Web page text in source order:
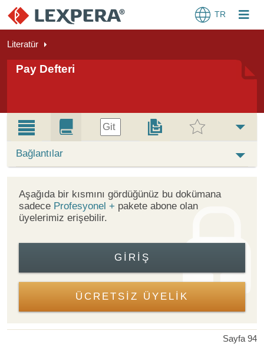
TR
Literatür
Pay Defteri
Git
Bağlantılar
Aşağıda bir kısmını gördüğünüz bu dokümana
sadece Profesyonel + pakete abone olan
üyelerimiz erişebilir.
GIRIŞ
ÜCRETSİZ ÜYELİK
Sayfa 94